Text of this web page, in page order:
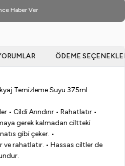
Haber Ver
ÖDEME
Temizleme Suyu 375ml
• Cildi Arındırır • Rahatlatır •
gerek kalmadan ciltteki
gibi çeker. •
ve rahatlatır. • Hassas ciltler de